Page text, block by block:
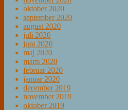
oktober 2020
september 2020
august 2020
juli 2020
juni 2020
maj 2020
marts 2020
februar 2020
januar 2020
december 2019
november 2019
oktober 2019